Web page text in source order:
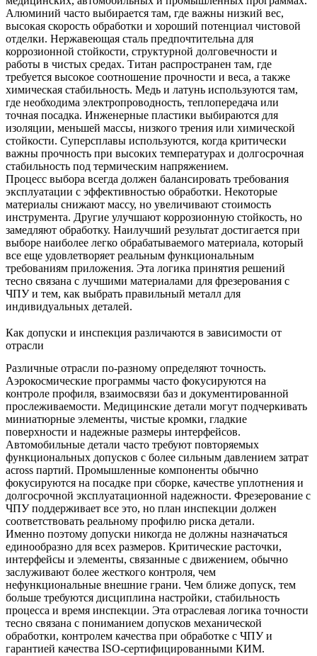
Алюминий часто выбирается там, где важны низкий вес,
высокая скорость обработки и хороший потенциал чистовой
отделки. Нержавеющая сталь предпочтительна для
коррозионной стойкости, структурной долговечности и
работы в чистых средах. Титан распространен там, где
требуется высокое соотношение прочности и веса, а также
химическая стабильность. Медь и латунь используются там,
где необходима электропроводность, теплопередача или
точная посадка. Инженерные пластики выбираются для
изоляции, меньшей массы, низкого трения или химической
стойкости. Суперсплавы используются, когда критически
важны прочность при высоких температурах и долгосрочная
стабильность под термическим напряжением.
Процесс выбора всегда должен балансировать требования
эксплуатации с эффективностью обработки. Некоторые
материалы снижают массу, но увеличивают стоимость
инструмента. Другие улучшают коррозионную стойкость, но
замедляют обработку. Наилучший результат достигается при
выборе наиболее легко обрабатываемого материала, который
все еще удовлетворяет реальным функциональным
требованиям приложения. Эта логика принятия решений
тесно связана с лучшими материалами для фрезерования с
ЧПУи тем, как выбрать правильный металл для
индивидуальных деталей.
Как допуски и инспекция различаются в зависимости от
отрасли
Различные отрасли по-разному определяют точность.
Аэрокосмические программы часто фокусируются на
контроле профиля, взаимосвязи баз и документированной
прослеживаемости. Медицинские детали могут подчеркивать
миниатюрные элементы, чистые кромки, гладкие
поверхности и надежные размеры интерфейсов.
Автомобильные детали часто требуют повторяемых
функциональных допусков с более сильным давлением затрат
across партий. Промышленные компоненты обычно
фокусируются на посадке при сборке, качестве уплотнения и
долгосрочной эксплуатационной надежности. Фрезерование с
ЧПУ поддерживает все это, но план инспекции должен
соответствовать реальному профилю риска детали.
Именно поэтому допуски никогда не должны назначаться
единообразно для всех размеров. Критические расточки,
интерфейсы и элементы, связанные с движением, обычно
заслуживают более жесткого контроля, чем
нефункциональные внешние грани. Чем ближе допуск, тем
больше требуются дисциплина настройки, стабильность
процесса и время инспекции. Эта отраслевая логика точности
тесно связана с пониманием допусков механической
обработки, контролем качества при обработке с ЧПУи
гарантией качества ISO-сертифицированными КИМ.